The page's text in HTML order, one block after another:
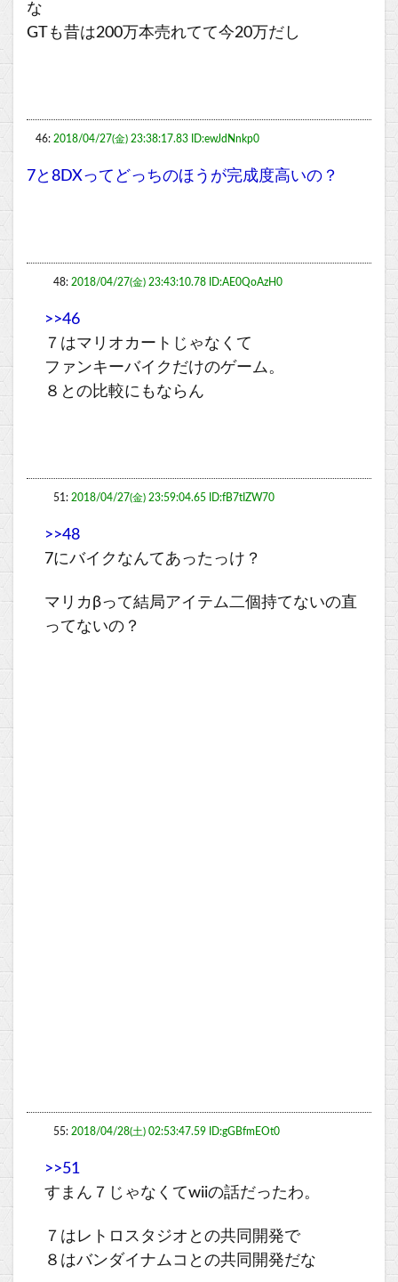
な
GTも昔は200万本売れてて今20万だし
46: 2018/04/27(金) 23:38:17.83 ID:ewJdNnkp0
7と8DXってどっちのほうが完成度高いの？
48: 2018/04/27(金) 23:43:10.78 ID:AE0QoAzH0
>>46
７はマリオカートじゃなくて
ファンキーバイクだけのゲーム。
８との比較にもならん
51: 2018/04/27(金) 23:59:04.65 ID:fB7tIZW70
>>48
7にバイクなんてあったっけ？
マリカβって結局アイテム二個持てないの直
ってないの？
55: 2018/04/28(土) 02:53:47.59 ID:gGBfmEOt0
>>51
すまん７じゃなくてwiiの話だったわ。
７はレトロスタジオとの共同開発で
８はバンダイナムコとの共同開発だな